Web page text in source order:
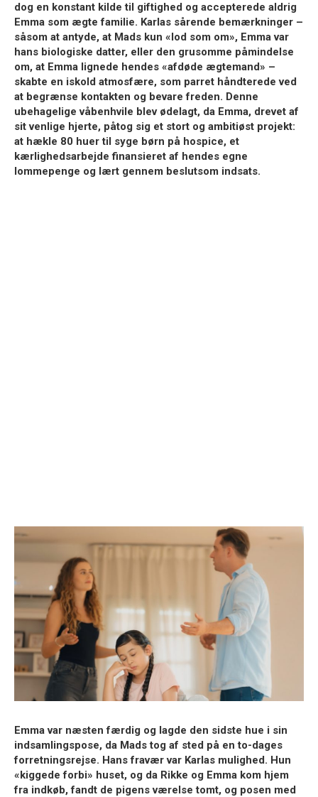
dog en konstant kilde til giftighed og accepterede aldrig
Emma som ægte familie. Karlas sårende bemærkninger –
såsom at antyde, at Mads kun «lod som om», Emma var
hans biologiske datter, eller den grusomme påmindelse
om, at Emma lignede hendes «afdøde ægtemand» –
skabte en iskold atmosfære, som parret håndterede ved
at begrænse kontakten og bevare freden. Denne
ubehagelige våbenhvile blev ødelagt, da Emma, drevet af
sit venlige hjerte, påtog sig et stort og ambitiøst projekt:
at hækle 80 huer til syge børn på hospice, et
kærlighedsarbejde finansieret af hendes egne
lommepenge og lært gennem beslutsom indsats.
Emma var næsten færdig og lagde den sidste hue i sin
indsamlingspose, da Mads tog af sted på en to-dages
forretningsrejse. Hans fravær var Karlas mulighed. Hun
«kiggede forbi» huset, og da Rikke og Emma kom hjem
fra indkøb, fandt de pigens værelse tomt, og posen med